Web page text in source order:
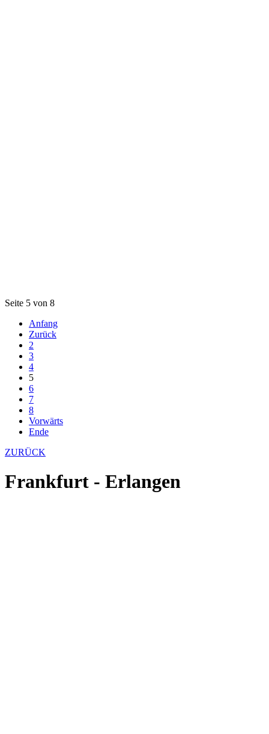
Seite 5 von 8
Anfang
Zurück
2
3
4
5
6
7
8
Vorwärts
Ende
ZURÜCK
Frankfurt - Erlangen